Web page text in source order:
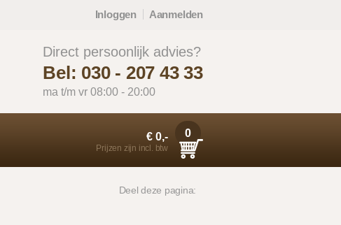
Inloggen Aanmelden
€ 0,-
Prijzen zijn incl. btw
0
Direct persoonlijk advies?
Bel: 030 - 207 43 33
ma t/m vr 08:00 - 20:00
Deel deze pagina: